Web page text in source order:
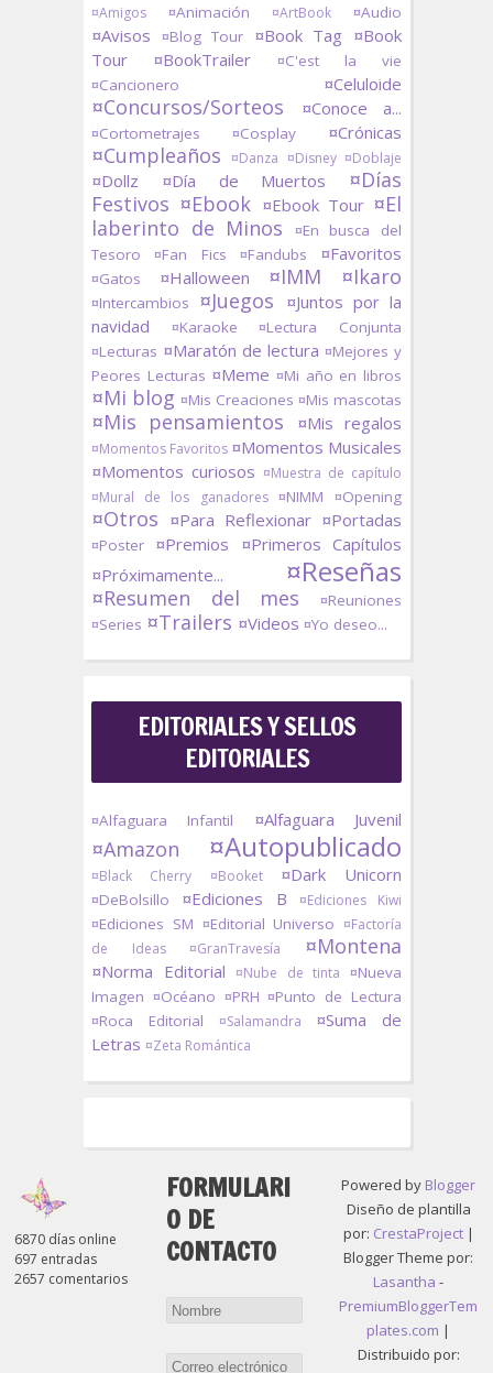
¤Amigos ¤Animación ¤ArtBook ¤Audio
¤Avisos ¤Blog Tour ¤Book Tag ¤Book
Tour
¤BookTrailer
¤C'est la vie
¤Cancionero
¤Celuloide
¤Concursos/Sorteos ¤Conoce a...
¤Cortometrajes ¤Cosplay ¤Crónicas
¤Cumpleaños ¤Danza ¤Disney ¤Doblaje
¤Dollz ¤Día de Muertos
¤Días
Festivos ¤Ebook ¤Ebook Tour ¤El
laberinto de Minos
¤En busca del
Tesoro
¤Fan Fics ¤Fandubs ¤Favoritos
¤Gatos ¤Halloween ¤IMM ¤Ikaro
¤Intercambios ¤Juegos
¤Juntos por la
navidad
¤Karaoke
¤Lectura Conjunta
¤Lecturas ¤Maratón de lectura ¤Mejores y
Peores Lecturas ¤Meme ¤Mi año en libros
¤Mi blog ¤Mis Creaciones ¤Mis mascotas
¤Mis pensamientos ¤Mis regalos
¤Momentos Favoritos ¤Momentos Musicales
¤Momentos curiosos ¤Muestra de capítulo
¤Mural de los ganadores ¤NIMM ¤Opening
¤Otros ¤Para Reflexionar ¤Portadas
¤Poster ¤Premios
¤Primeros Capítulos
¤Próximamente...
¤Reseñas
¤Resumen del mes
¤Reuniones
¤Series ¤Trailers ¤Videos ¤Yo deseo...
EDITORIALES Y SELLOS
EDITORIALES
¤Alfaguara Infantil ¤Alfaguara Juvenil
¤Amazon ¤Autopublicado
¤Black Cherry ¤Booket ¤Dark Unicorn
¤DeBolsillo ¤Ediciones B ¤Ediciones Kiwi
¤Ediciones SM ¤Editorial Universo ¤Factoría
de Ideas
¤GranTravesía ¤Montena
¤Norma Editorial ¤Nube de tinta ¤Nueva
Imagen ¤Océano ¤PRH ¤Punto de Lectura
¤Roca Editorial
¤Salamandra
¤Suma de
Letras ¤Zeta Romántica
6870 días online
697 entradas
2657 comentarios
FORMULARI
O DE
CONTACTO
Powered by Blogger
Diseño de plantilla
por: CrestaProject|
Blogger Theme por:
Lasantha -
PremiumBloggerTem
plates.com |
Distribuido por: